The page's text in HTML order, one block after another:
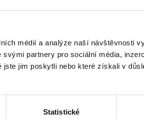
médií a analýze naší návštěvnosti
partnery pro sociální média,
jim poskytli nebo které získali v
Statistické